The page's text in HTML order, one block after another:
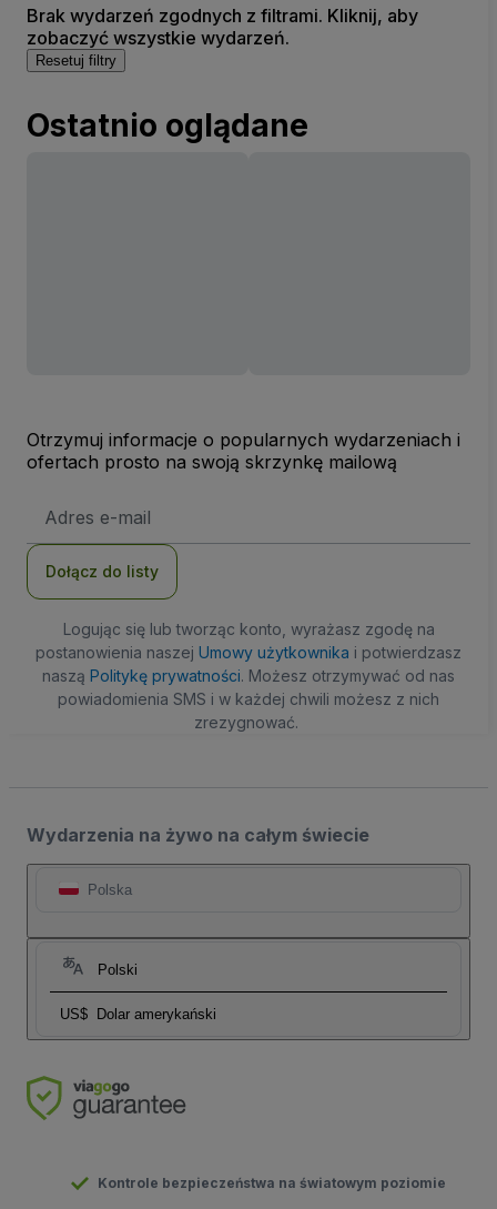
Brak wydarzeń zgodnych z filtrami. Kliknij, aby
zobaczyć wszystkie wydarzeń.
Resetuj filtry
Ostatnio oglądane
Otrzymuj informacje o popularnych wydarzeniach i
ofertach prosto na swoją skrzynkę mailową
e-
Dołącz do listy
Logując się lub tworząc konto, wyrażasz zgodę na
postanowienia naszej Umowy użytkownika i potwierdzasz
naszą Politykę prywatności. Możesz otrzymywać od nas
powiadomienia SMS i w każdej chwili możesz z nich
zrezygnować.
Wydarzenia na żywo na całym świecie
Polska
Polski
US$ Dolar amerykański
Kontrole bezpieczeństwa na światowym poziomie